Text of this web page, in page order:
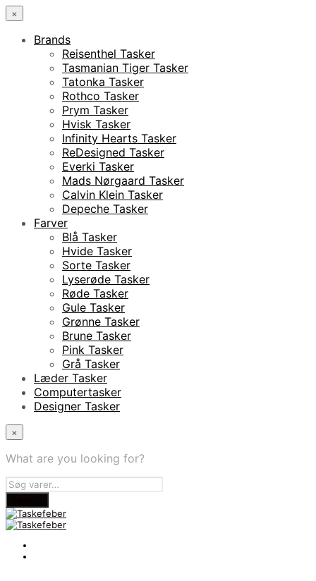
×
Brands
Reisenthel Tasker
Tasmanian Tiger Tasker
Tatonka Tasker
Rothco Tasker
Prym Tasker
Hvisk Tasker
Infinity Hearts Tasker
ReDesigned Tasker
Everki Tasker
Mads Nørgaard Tasker
Calvin Klein Tasker
Depeche Tasker
Farver
Blå Tasker
Hvide Tasker
Sorte Tasker
Lyserøde Tasker
Røde Tasker
Gule Tasker
Grønne Tasker
Brune Tasker
Pink Tasker
Grå Tasker
Læder Tasker
Computertasker
Designer Tasker
×
What are you looking for?